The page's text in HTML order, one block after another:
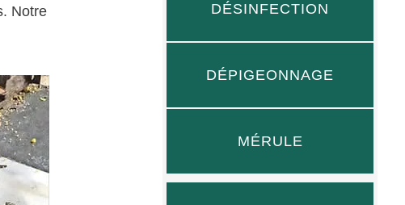
Notre
DÉSINFECTION
DÉPIGEONNAGE
MÉRULE